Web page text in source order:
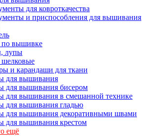
для ковроткачества
и приспособления для вышивания
вышивке
лупы
и карандаши для ткани
для вышивания
для вышивания бисером
для вышивания в смешанной технике
для вышивания гладью
для вышивания декоративными швами
для вышивания крестом
ещё